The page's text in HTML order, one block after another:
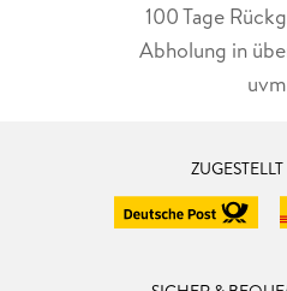
100 Tage
Abholung in